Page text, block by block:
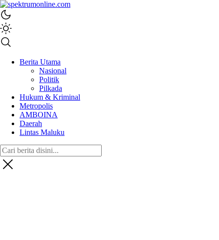
spektrumonline.com
Berita Utama
Nasional
Politik
Pilkada
Hukum & Kriminal
Metropolis
AMBOINA
Daerah
Lintas Maluku